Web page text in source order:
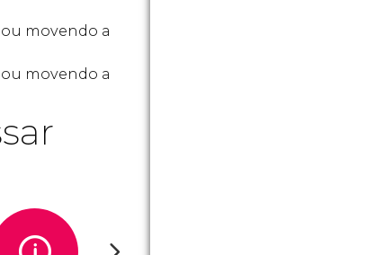
movendo a
movendo a